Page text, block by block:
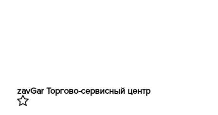
zavGar Торгово-сервисный центр